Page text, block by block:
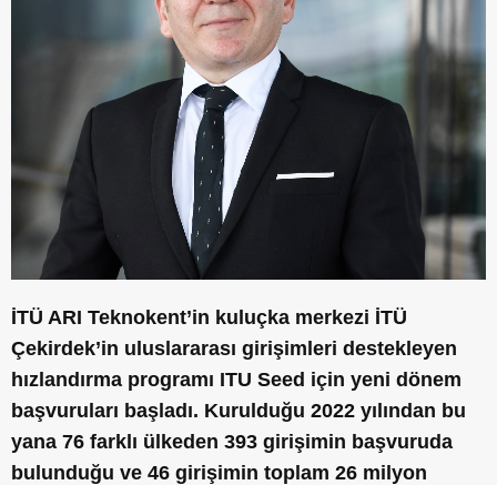
İTÜ ARI Teknokent’in kuluçka merkezi İTÜ
Çekirdek’in uluslararası girişimleri destekleyen
hızlandırma programı ITU Seed için yeni dönem
başvuruları başladı. Kurulduğu 2022 yılından bu
yana 76 farklı ülkeden 393 girişimin başvuruda
bulunduğu ve 46 girişimin toplam 26 milyon